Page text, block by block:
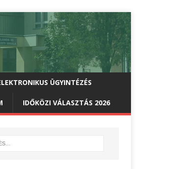
ÜGYINTÉZÉS
IDŐKÖZI VÁLASZTÁS 2026